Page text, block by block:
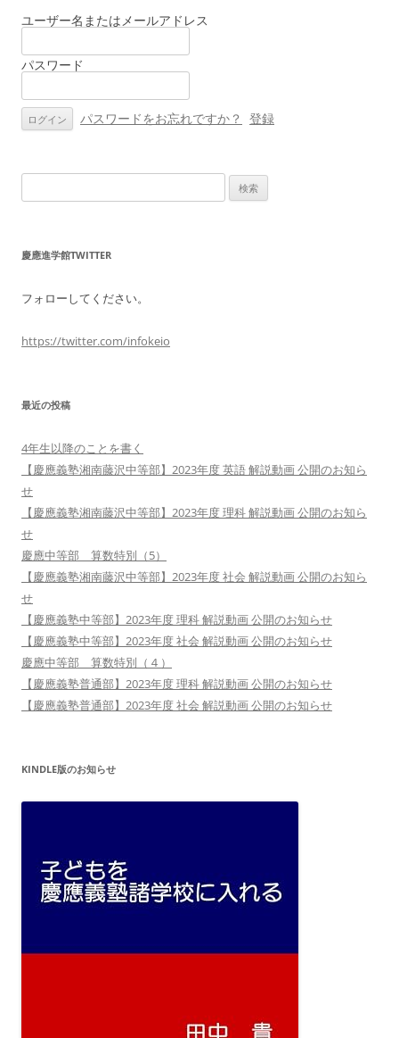
ー
ョ
ユーザー名またはメールアドレス
パスワード
パスワードをお忘れですか？ 登録
索:
慶應進学館TWITTER
フォローしてください。
https://twitter.com/infokeio
最近の投稿
4年生以降のことを書く
【慶應義塾湘南藤沢中等部】2023年度 英語 解説動画 公開のお知ら
せ
【慶應義塾湘南藤沢中等部】2023年度 理科 解説動画 公開のお知ら
せ
慶應中等部 算数特別（5）
【慶應義塾湘南藤沢中等部】2023年度 社会 解説動画 公開のお知ら
せ
【慶應義塾中等部】2023年度 理科 解説動画 公開のお知らせ
【慶應義塾中等部】2023年度 社会 解説動画 公開のお知らせ
慶應中等部 算数特別（４）
【慶應義塾普通部】2023年度 理科 解説動画 公開のお知らせ
【慶應義塾普通部】2023年度 社会 解説動画 公開のお知らせ
KINDLE版のお知らせ